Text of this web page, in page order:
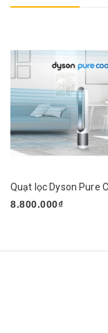
8.800.000₫